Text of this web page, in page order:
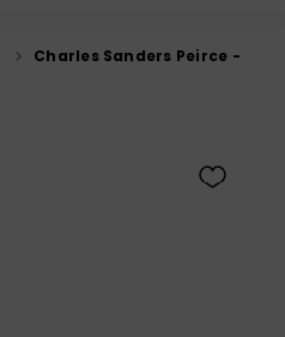
Charles Sanders Peirce -